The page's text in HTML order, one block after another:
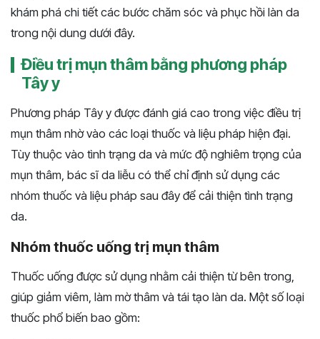
khám phá chi tiết các bước chăm sóc và phục hồi làn da
trong nội dung dưới đây.
Điều trị mụn thâm bằng phương pháp
Tây y
Phương pháp Tây y được đánh giá cao trong việc điều trị
mụn thâm nhờ vào các loại thuốc và liệu pháp hiện đại.
Tùy thuộc vào tình trạng da và mức độ nghiêm trọng của
mụn thâm, bác sĩ da liễu có thể chỉ định sử dụng các
nhóm thuốc và liệu pháp sau đây để cải thiện tình trạng
da.
Nhóm thuốc uống trị mụn thâm
Thuốc uống được sử dụng nhằm cải thiện từ bên trong,
giúp giảm viêm, làm mờ thâm và tái tạo làn da. Một số loại
thuốc phổ biến bao gồm: